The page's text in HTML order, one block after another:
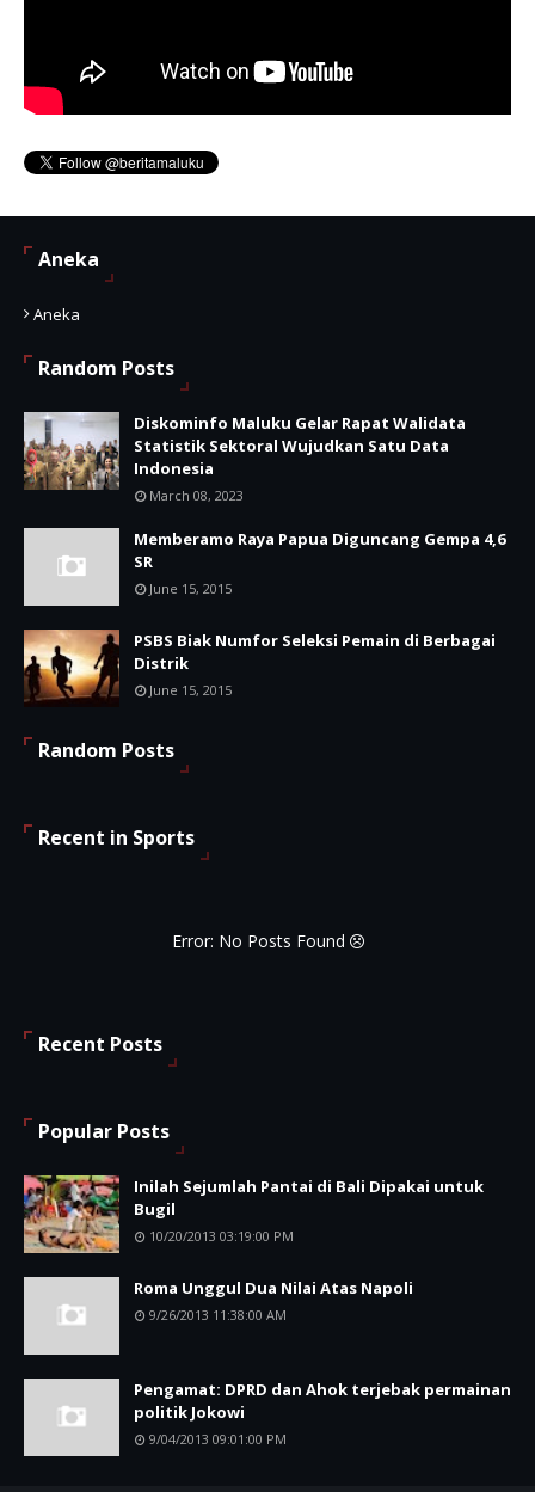
Aneka
Aneka
Random Posts
Diskominfo Maluku Gelar Rapat Walidata
Statistik Sektoral Wujudkan Satu Data
Indonesia
March 08, 2023
Memberamo Raya Papua Diguncang Gempa 4,6
SR
June 15, 2015
PSBS Biak Numfor Seleksi Pemain di Berbagai
Distrik
June 15, 2015
Random Posts
Recent in Sports
Error: No Posts Found
Recent Posts
Popular Posts
Inilah Sejumlah Pantai di Bali Dipakai untuk
Bugil
10/20/2013 03:19:00 PM
Roma Unggul Dua Nilai Atas Napoli
9/26/2013 11:38:00 AM
Pengamat: DPRD dan Ahok terjebak permainan
politik Jokowi
9/04/2013 09:01:00 PM